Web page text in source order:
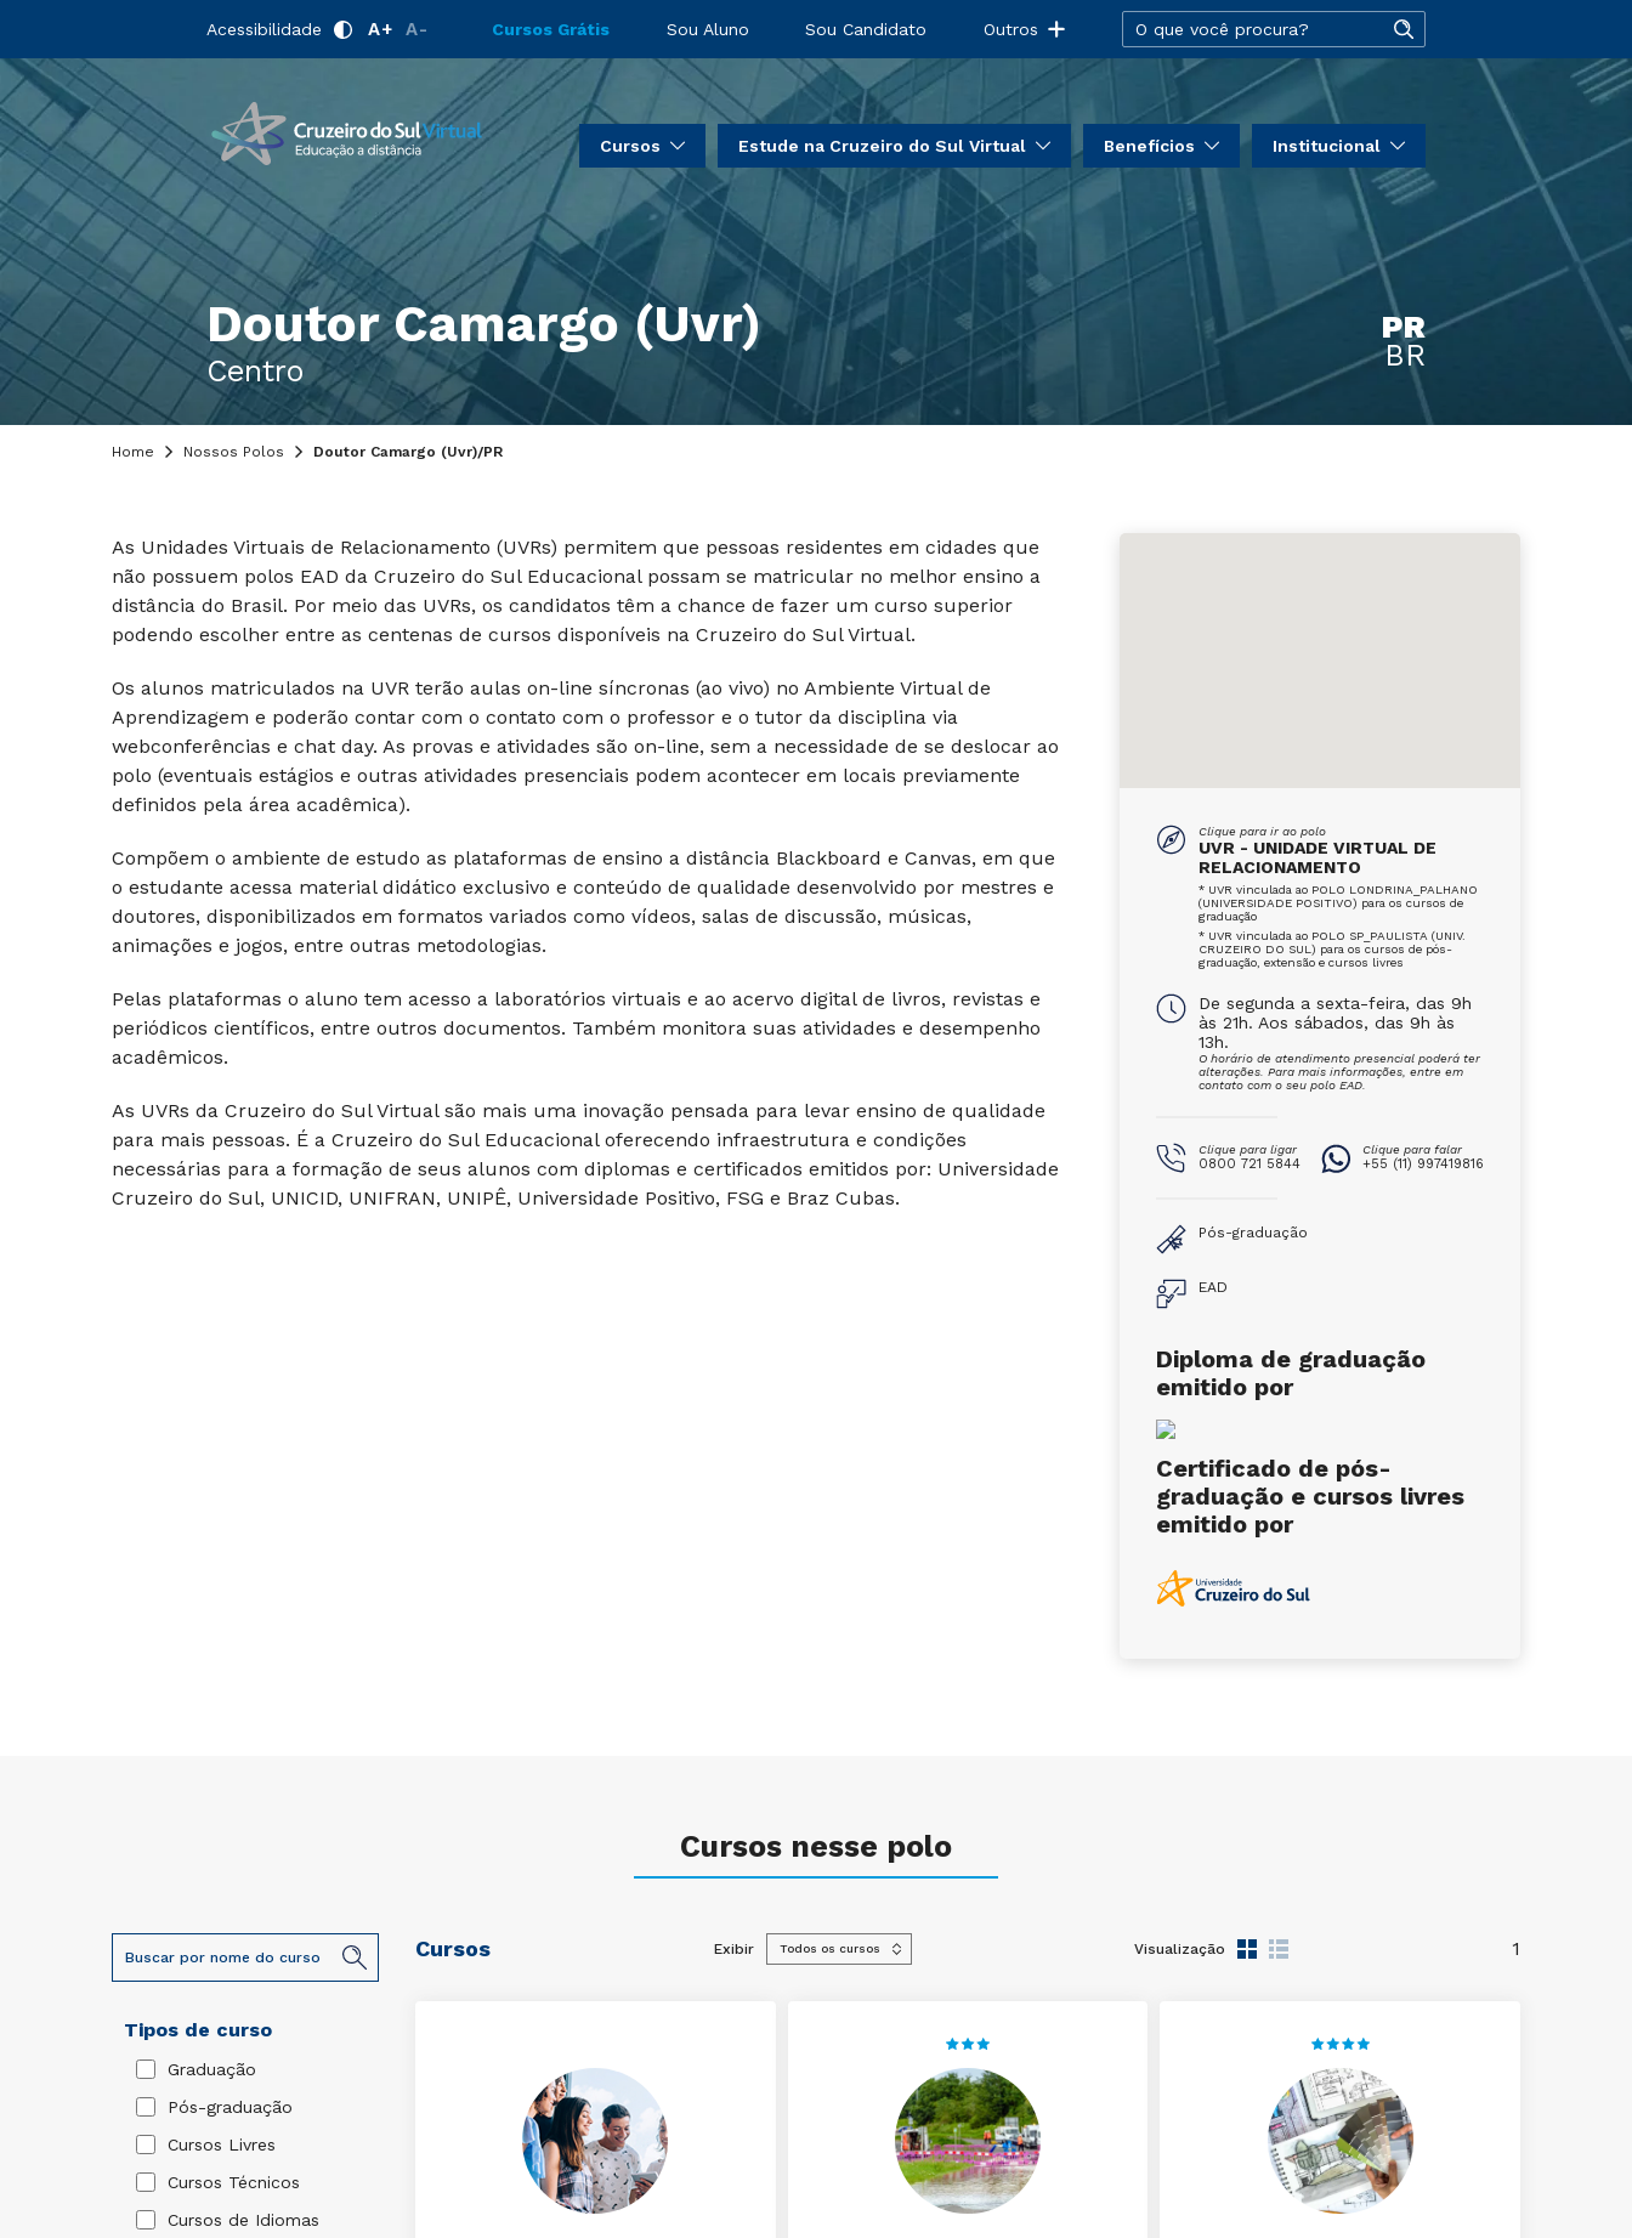
Acessibilidade A+ A- Cursos Grátis Sou Aluno Sou Candidato Outros
Cursos Estude na Cruzeiro do Sul Virtual Benefícios Institucional
Doutor Camargo (Uvr)
Centro
PR
BR
Home Nossos Polos Doutor Camargo (Uvr)/PR
As Unidades Virtuais de Relacionamento (UVRs) permitem que pessoas residentes em cidades que
não possuem polos EAD da Cruzeiro do Sul Educacional possam se matricular no melhor ensino a
distância do Brasil. Por meio das UVRs, os candidatos têm a chance de fazer um curso superior
podendo escolher entre as centenas de cursos disponíveis na Cruzeiro do Sul Virtual.
Os alunos matriculados na UVR terão aulas on-line síncronas (ao vivo) no Ambiente Virtual de
Aprendizagem e poderão contar com o contato com o professor e o tutor da disciplina via
webconferências e chat day. As provas e atividades são on-line, sem a necessidade de se deslocar ao
polo (eventuais estágios e outras atividades presenciais podem acontecer em locais previamente
definidos pela área acadêmica).
Compõem o ambiente de estudo as plataformas de ensino a distância Blackboard e Canvas, em que
o estudante acessa material didático exclusivo e conteúdo de qualidade desenvolvido por mestres e
doutores, disponibilizados em formatos variados como vídeos, salas de discussão, músicas,
animações e jogos, entre outras metodologias.
Pelas plataformas o aluno tem acesso a laboratórios virtuais e ao acervo digital de livros, revistas e
periódicos científicos, entre outros documentos. Também monitora suas atividades e desempenho
acadêmicos.
As UVRs da Cruzeiro do Sul Virtual são mais uma inovação pensada para levar ensino de qualidade
para mais pessoas. É a Cruzeiro do Sul Educacional oferecendo infraestrutura e condições
necessárias para a formação de seus alunos com diplomas e certificados emitidos por: Universidade
Cruzeiro do Sul, UNICID, UNIFRAN, UNIPÊ, Universidade Positivo, FSG e Braz Cubas.
Clique para ir ao polo
UVR - UNIDADE VIRTUAL DE
RELACIONAMENTO
* UVR vinculada ao POLO LONDRINA_PALHANO
(UNIVERSIDADE POSITIVO) para os cursos de
graduação
* UVR vinculada ao POLO SP_PAULISTA (UNIV.
CRUZEIRO DO SUL) para os cursos de pós-
graduação, extensão e cursos livres
De segunda a sexta-feira, das 9h
às 21h. Aos sábados, das 9h às
13h.
O horário de atendimento presencial poderá ter
alterações. Para mais informações, entre em
contato com o seu polo EAD.
Clique para ligar
0800 721 5844
Clique para falar
+55 (11) 997419816
Pós-graduação
EAD
Diploma de graduação
emitido por
Certificado de pós-
graduação e cursos livres
emitido por
Cursos nesse polo
Tipos de curso
Graduação
Pós-graduação
Cursos Livres
Cursos Técnicos
Cursos de Idiomas
Cursos Exibir Visualização 1